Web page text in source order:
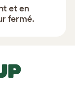
et en
fermé.